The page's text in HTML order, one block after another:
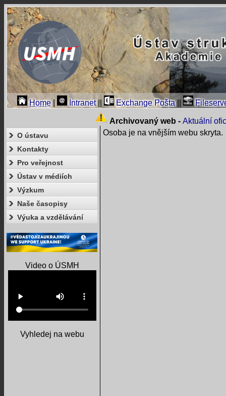
Home| Intranet|| Exchange Pošta
Archivovaný web - Aktuální
O ústavu
Kontakty
Pro veřejnost
Ústav v médiích
Výzkum
Naše časopisy
Výuka a vzdělávání
Video o ÚSMH
Vyhledej na webu
Osoba je na vnějším webu skryta.